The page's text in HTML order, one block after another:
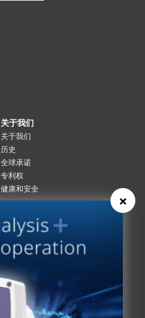
关于我们
关于我们
历史
全球承诺
专利权
健康和安全
资源资源
总览
杂志
系统信息
产品手册
说明书
服务信息
×